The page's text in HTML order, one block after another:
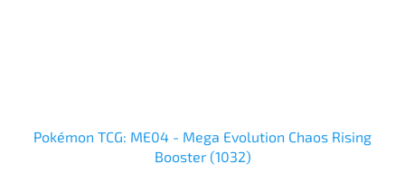
Pokémon TCG: ME04 - Mega Evolution Chaos Rising
Booster (1032)